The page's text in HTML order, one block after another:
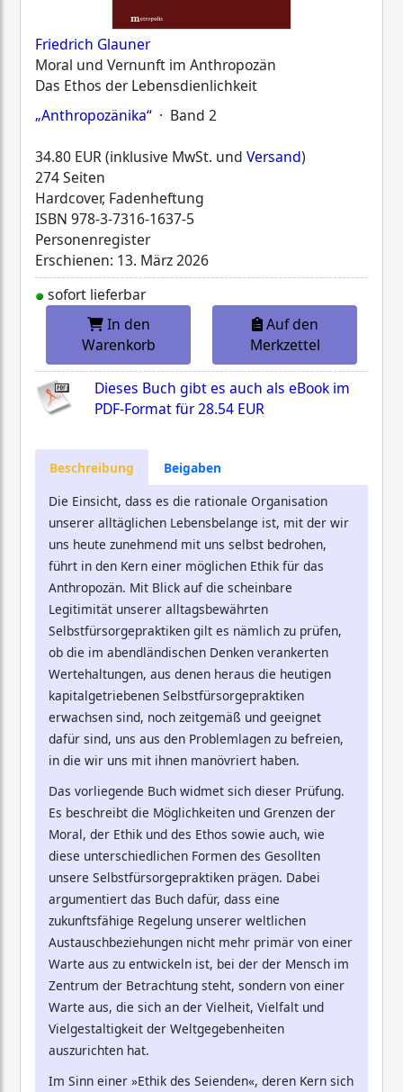
Friedrich Glauner
Moral und Vernunft im Anthropozän
Das Ethos der Lebensdienlichkeit
„Anthropozänika“ · Band 2
34.80 EUR (inklusive MwSt. und Versand)
274 Seiten
Hardcover, Fadenheftung
ISBN 978-3-7316-1637-5
Personenregister
Erschienen: 13. März 2026
sofort lieferbar
In den
Warenkorb
Auf den
Merkzettel
Dieses Buch gibt es auch als eBook im
PDF-Format für28.54 EUR
Beschreibung
Beigaben
Die Einsicht, dass es die rationale Organisation
unserer alltäglichen Lebensbelange ist, mit der wir
uns heute zunehmend mit uns selbst bedrohen,
führt in den Kern einer möglichen Ethik für das
Anthropozän. Mit Blick auf die scheinbare
Legitimität unserer alltagsbewährten
Selbstfürsorgepraktiken gilt es nämlich zu prüfen,
ob die im abendländischen Denken verankerten
Wertehaltungen, aus denen heraus die heutigen
kapitalgetriebenen Selbstfürsorgepraktiken
erwachsen sind, noch zeitgemäß und geeignet
dafür sind, uns aus den Problemlagen zu befreien,
in die wir uns mit ihnen manövriert haben.
Das vorliegende Buch widmet sich dieser Prüfung.
Es beschreibt die Möglichkeiten und Grenzen der
Moral, der Ethik und des Ethos sowie auch, wie
diese unterschiedlichen Formen des Gesollten
unsere Selbstfürsorgepraktiken prägen. Dabei
argumentiert das Buch dafür, dass eine
zukunftsfähige Regelung unserer weltlichen
Austauschbeziehungen nicht mehr primär von einer
Warte aus zu entwickeln ist, bei der der Mensch im
Zentrum der Betrachtung steht, sondern von einer
Warte aus, die sich an der Vielheit, Vielfalt und
Vielgestaltigkeit der Weltgegebenheiten
auszurichten hat.
Im Sinn einer »Ethik des Seienden«, deren Kern sich